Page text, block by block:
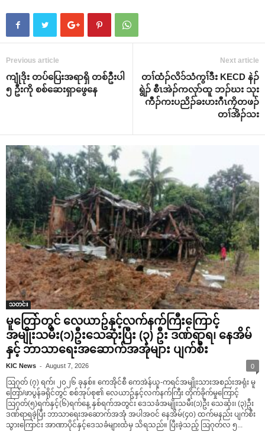
Previous article
ကျုံဒိုး တပ်ပြေးအရာရှိ တစ်ဦးပါ
၅ ဦးကို စစ်ဆေးရှာဖွေနေ
Next article
တၢ်ထံၣ်လိ၁်သံကွၢ်ဒီး KECD နဲၣ်
ရွဲၣ် စီၤအဲၣ်ကလုာ်ထူ ဘၣ်ဃး သုး
ကီၣ်ကးပညိၣ်ခးဟးဂီၤကၠိတဖၣ်
တၢ်အိၣ်သး
သတင်း
မူတြော်တွင် လေယာဥ်နှင့်လက်နက်ကြီးကြောင့်
အမျိုးသမီး(၁)ဦးသေဆုံးပြီး (၃) ဦး ဒဏ်ရာရ၊ နေအိမ်
နှင့် ဘာသာရေးအဆောက်အအုံများ ပျက်စီး
KIC News - August 7, 2026 0
ဩဂုတ် (၇) ရက်၊ ၂၀၂၆ ခုနှစ်။ ကေအိုင်စီ ကေအဲန်ယူ-ကရင်အမျိုးသားအစည်းအရုံး မူ
တြော်/ဖာပွန်ခရိုင်တွင် စစ်အုပ်စု၏ လေယာဥ်နှင့်လက်နက်ကြီး တိုက်ခိုက်မှုကြောင့်
ဩဂုတ်(၅)ရက်နှင့်(၆)ရက်နေ့ နှစ်ရက်အတွင်း ဒေသခံအမျိုးသမီး(၁)ဦး သေဆုံး၊ (၃)ဦး
ဒဏ်ရာရခဲ့ပြီး ဘာသာရေးအဆောက်အအုံ အပါအဝင် နေအိမ်(၄၀) ထက်မနည်း ပျက်စီး
သွားကြောင်း အာဏာပိုင်နှင့်ဒေသခံများထံမှ သိရသည်။ ပြီးခဲ့သည့် ဩဂုတ်လ ၅...